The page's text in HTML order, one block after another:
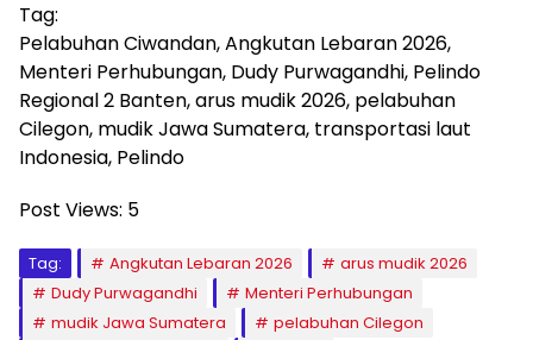
Tag:
Pelabuhan Ciwandan, Angkutan Lebaran 2026,
Menteri Perhubungan, Dudy Purwagandhi, Pelindo
Regional 2 Banten, arus mudik 2026, pelabuhan
Cilegon, mudik Jawa Sumatera, transportasi laut
Indonesia, Pelindo
Post Views: 5
Tag: Angkutan Lebaran 2026
arus mudik 2026
Dudy Purwagandhi
Menteri Perhubungan
mudik Jawa Sumatera
pelabuhan Cilegon